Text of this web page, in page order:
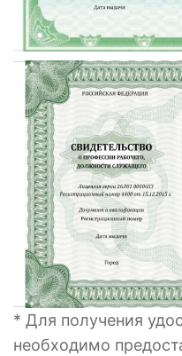
* Для получения
необходимо